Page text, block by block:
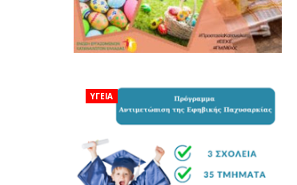
ΥΓΕΙΑ